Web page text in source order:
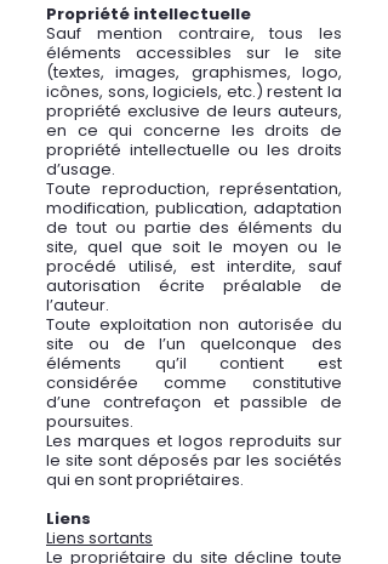
Propriété intellectuelle
Sauf mention contraire, tous les
éléments accessibles sur le site
(textes, images, graphismes, logo,
icônes, sons, logiciels, etc.) restent la
propriété exclusive de leurs auteurs,
en ce qui concerne les droits de
propriété intellectuelle ou les droits
d’usage.
Toute reproduction, représentation,
modification, publication, adaptation
de tout ou partie des éléments du
site, quel que soit le moyen ou le
procédé utilisé, est interdite, sauf
autorisation écrite préalable de
l’auteur.
Toute exploitation non autorisée du
site ou de l’un quelconque des
éléments qu’il contient est
considérée comme constitutive
d’une contrefaçon et passible de
poursuites.
Les marques et logos reproduits sur
le site sont déposés par les sociétés
qui en sont propriétaires.
Liens
Liens sortants
Le propriétaire du site décline toute